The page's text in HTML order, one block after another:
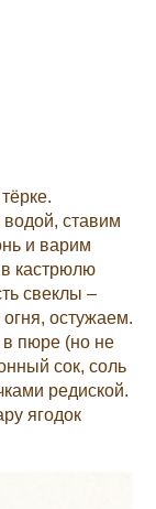
ставим
и варим
кастрюлю
свеклы –
остужаем.
в пюре (но не
сок, соль
редиской.
ягодок